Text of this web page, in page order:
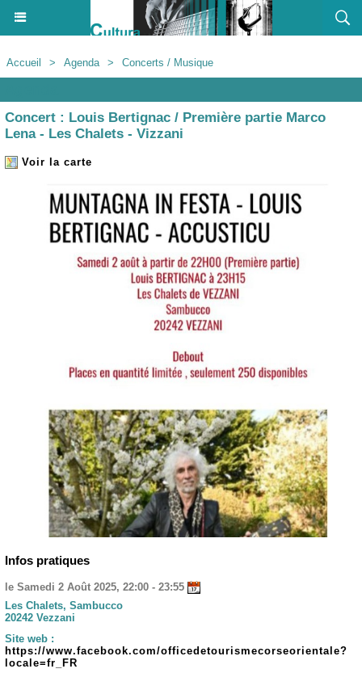
Accueil > Agenda > Concerts / Musique
Concert : Louis Bertignac / Première partie Marco
Lena - Les Chalets - Vizzani
Voir la carte
Infos pratiques
le Samedi 2 Août 2025, 22:00 - 23:55
Les Chalets, Sambucco
20242 Vezzani
Site web :
https://www.facebook.com/officedetourismecorseorientale?
locale=fr_FR